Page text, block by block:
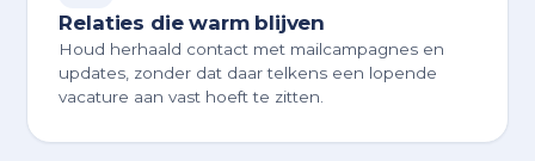
Relaties die warm blijven
Houd herhaald contact met mailcampagnes en
updates, zonder dat daar telkens een lopende
vacature aan vast hoeft te zitten.